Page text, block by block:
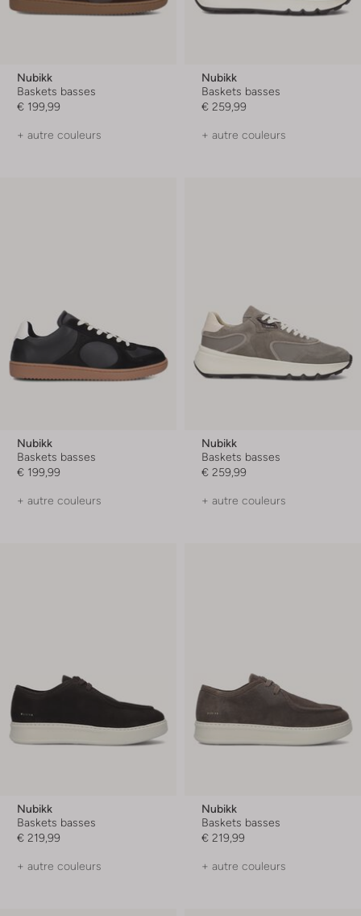
Nubikk
Baskets basses
€ 199,99
+ autre couleurs
Nubikk
Baskets basses
€ 259,99
+ autre couleurs
Nubikk
Baskets basses
€ 199,99
+ autre couleurs
Nubikk
Baskets basses
€ 259,99
+ autre couleurs
Nubikk
Baskets basses
€ 219,99
+ autre couleurs
Nubikk
Baskets basses
€ 219,99
+ autre couleurs